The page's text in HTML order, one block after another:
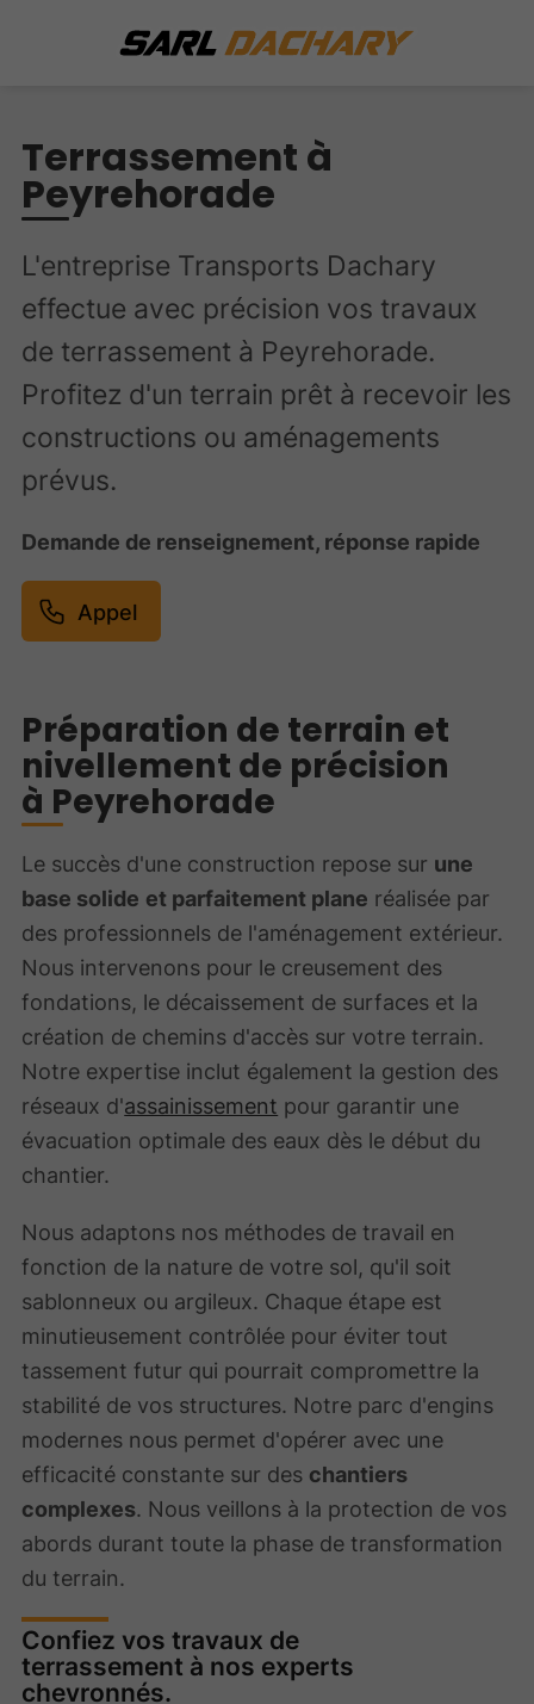
Terrassement à
Peyrehorade
L'entreprise Transports Dachary
effectue avec précision vos travaux
de terrassement à Peyrehorade.
Profitez d'un terrain prêt à recevoir les
constructions ou aménagements
prévus.
Demande de renseignement, réponse rapide
Appel
Préparation de terrain et
nivellement de précision
à Peyrehorade
Le succès d'une construction repose sur une
base solide et parfaitement plane réalisée par
des professionnels de l'aménagement extérieur.
Nous intervenons pour le creusement des
fondations, le décaissement de surfaces et la
création de chemins d'accès sur votre terrain.
Notre expertise inclut également la gestion des
réseaux d'assainissement pour garantir une
évacuation optimale des eaux dès le début du
chantier.
Nous adaptons nos méthodes de travail en
fonction de la nature de votre sol, qu'il soit
sablonneux ou argileux. Chaque étape est
minutieusement contrôlée pour éviter tout
tassement futur qui pourrait compromettre la
stabilité de vos structures. Notre parc d'engins
modernes nous permet d'opérer avec une
efficacité constante sur des chantiers
complexes. Nous veillons à la protection de vos
abords durant toute la phase de transformation
du terrain.
Confiez vos travaux de
terrassement à nos experts
chevronnés.